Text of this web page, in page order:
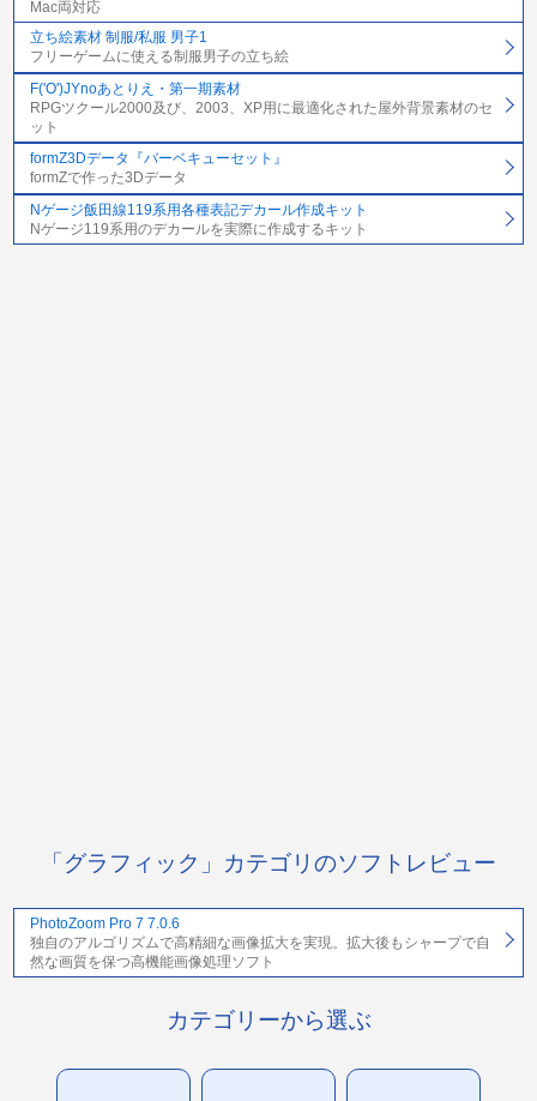
Mac両対応
立ち絵素材 制服/私服 男子1
フリーゲームに使える制服男子の立ち絵
F('O')JYnoあとりえ・第一期素材
RPGツクール2000及び、2003、XP用に最適化された屋外背景素材のセ
ット
formZ3Dデータ『バーベキューセット』
formZで作った3Dデータ
Nゲージ飯田線119系用各種表記デカール作成キット
Nゲージ119系用のデカールを実際に作成するキット
「グラフィック」カテゴリのソフトレビュー
PhotoZoom Pro 7 7.0.6
独自のアルゴリズムで高精細な画像拡大を実現。拡大後もシャープで自
然な画質を保つ高機能画像処理ソフト
カテゴリーから選ぶ